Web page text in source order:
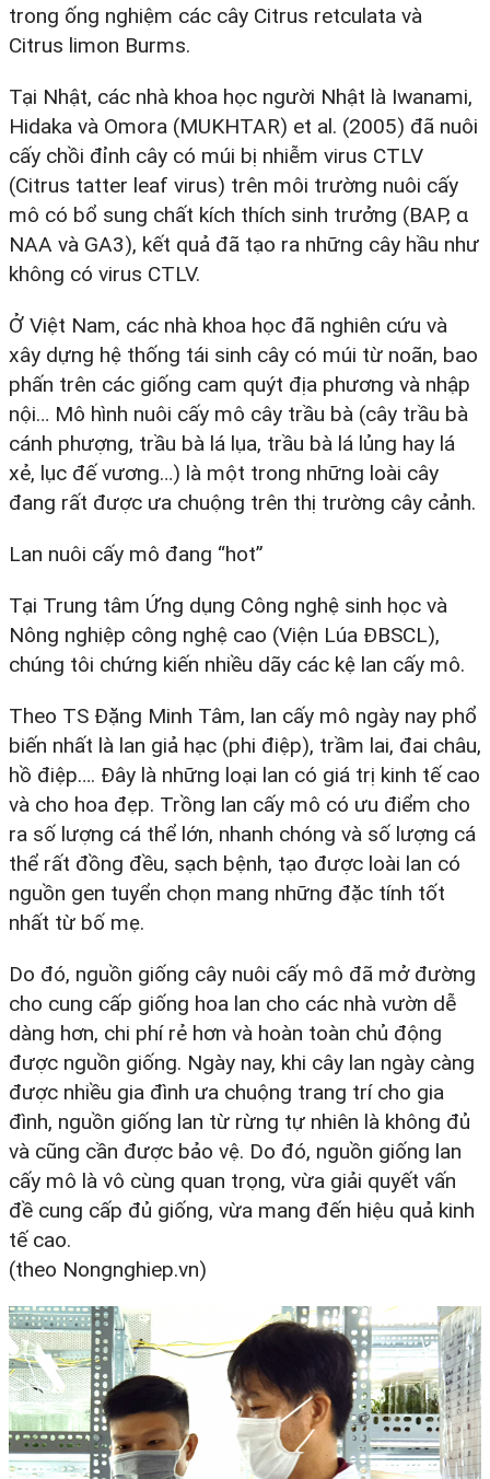
trong ống nghiệm các cây Citrus retculata và
Citrus limon Burms.
Tại Nhật, các nhà khoa học người Nhật là Iwanami,
Hidaka và Omora (MUKHTAR) et al. (2005) đã nuôi
cấy chồi đỉnh cây có múi bị nhiễm virus CTLV
(Citrus tatter leaf virus) trên môi trường nuôi cấy
mô có bổ sung chất kích thích sinh trưởng (BAP, α
NAA và GA3), kết quả đã tạo ra những cây hầu như
không có virus CTLV.
Ở Việt Nam, các nhà khoa học đã nghiên cứu và
xây dựng hệ thống tái sinh cây có múi từ noãn, bao
phấn trên các giống cam quýt địa phương và nhập
nội… Mô hình nuôi cấy mô cây trầu bà (cây trầu bà
cánh phượng, trầu bà lá lụa, trầu bà lá lủng hay lá
xẻ, lục đế vương…) là một trong những loài cây
đang rất được ưa chuộng trên thị trường cây cảnh.
Lan nuôi cấy mô đang “hot”
Tại Trung tâm Ứng dụng Công nghệ sinh học và
Nông nghiệp công nghệ cao (Viện Lúa ĐBSCL),
chúng tôi chứng kiến nhiều dãy các kệ lan cấy mô.
Theo TS Đặng Minh Tâm, lan cấy mô ngày nay phổ
biến nhất là lan giả hạc (phi điệp), trầm lai, đai châu,
hồ điệp…. Đây là những loại lan có giá trị kinh tế cao
và cho hoa đẹp. Trồng lan cấy mô có ưu điểm cho
ra số lượng cá thể lớn, nhanh chóng và số lượng cá
thể rất đồng đều, sạch bệnh, tạo được loài lan có
nguồn gen tuyển chọn mang những đặc tính tốt
nhất từ bố mẹ.
Do đó, nguồn giống cây nuôi cấy mô đã mở đường
cho cung cấp giống hoa lan cho các nhà vườn dễ
dàng hơn, chi phí rẻ hơn và hoàn toàn chủ động
được nguồn giống. Ngày nay, khi cây lan ngày càng
được nhiều gia đình ưa chuộng trang trí cho gia
đình, nguồn giống lan từ rừng tự nhiên là không đủ
và cũng cần được bảo vệ. Do đó, nguồn giống lan
cấy mô là vô cùng quan trọng, vừa giải quyết vấn
đề cung cấp đủ giống, vừa mang đến hiệu quả kinh
tế cao.
(theo Nongnghiep.vn)